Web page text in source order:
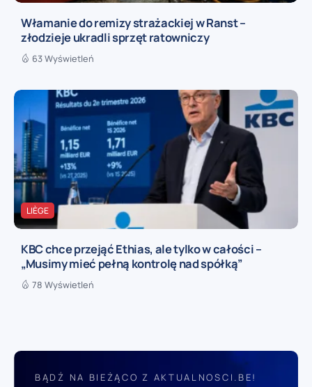
Włamanie do remizy strażackiej w Ranst –
złodzieje ukradli sprzęt ratowniczy
63 Wyświetleń
LIÈGE
KBC chce przejąć Ethias, ale tylko w całości –
„Musimy mieć pełną kontrolę nad spółką”
78 Wyświetleń
BĄDŹ NA BIEŻĄCO Z AKTUALNOSCI.BE!